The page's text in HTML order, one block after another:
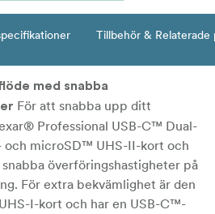
Tillbehör & Relaterade
med snabba
För att snabba upp ditt
Professional USB-C™ Dual-
och microSD™ UHS-II-kort och
överföringshastigheter på
För extra bekvämlighet är den
I-kort och har en USB-C™-